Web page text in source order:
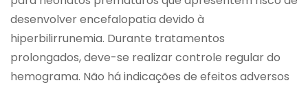
desenvolver encefalopatia devido à
hiperbilirrunemia. Durante tratamentos
prolongados, deve-se realizar controle regular do
hemograma. Não há indicações de efeitos adversos